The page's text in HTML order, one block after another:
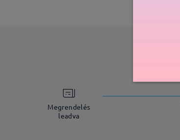
Megrendelés
leadva